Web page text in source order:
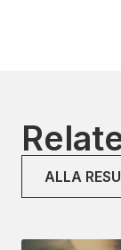
ALLA